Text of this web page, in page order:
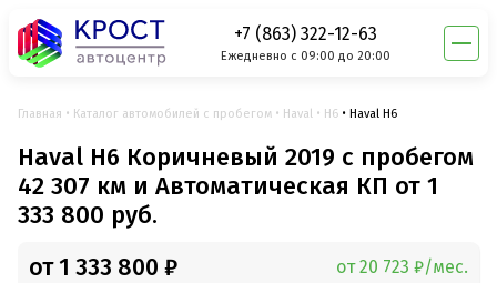
+7 (863) 322-12-63
Ежедневно с 09:00 до 20:00
Главная Каталог автомобилей с пробегом Haval H6 Haval H6
Haval H6 Коричневый 2019 с пробегом
42 307 км и Автоматическая КП от 1
333 800 руб.
от 1 333 800 ₽ от 20 723 ₽/мес.